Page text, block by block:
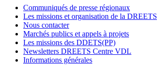
Communiqués de presse régionaux
Les missions et organisation de la DREETS
Nous contacter
Marchés publics et appels à projets
Les missions des DDETS(PP)
Newsletters DREETS Centre VDL
Informations générales